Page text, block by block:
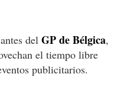
del GP de Bélgica,
el tiempo libre
publicitarios.